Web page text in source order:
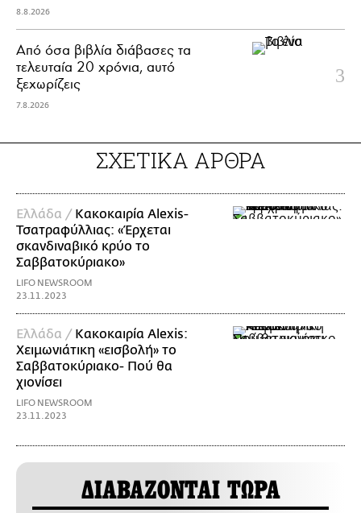
8.8.2026
Από όσα βιβλία διάβασες τα
τελευταία 20 χρόνια, αυτό
ξεχωρίζεις
7.8.2026
ΣΧΕΤΙΚΑ ΑΡΘΡΑ
Ελλάδα / Κακοκαιρία Alexis-
Τσατραφύλλιας: «Έρχεται
σκανδιναβικό κρύο το
Σαββατοκύριακο»
LIFO NEWSROOM
23.11.2023
Ελλάδα / Κακοκαιρία Alexis:
Χειμωνιάτικη «εισβολή» το
Σαββατοκύριακο- Πού θα
χιονίσει
LIFO NEWSROOM
23.11.2023
ΔΙΑΒΑΖΟΝΤΑΙ ΤΩΡΑ